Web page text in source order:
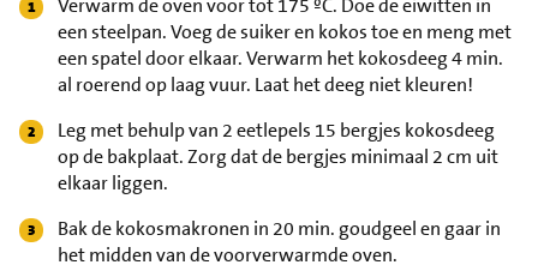
Verwarm de oven voor tot 175 ºC. Doe de eiwitten in
een steelpan. Voeg de suiker en kokos toe en meng met
een spatel door elkaar. Verwarm het kokosdeeg 4 min.
al roerend op laag vuur. Laat het deeg niet kleuren!
Leg met behulp van 2 eetlepels 15 bergjes kokosdeeg
op de bakplaat. Zorg dat de bergjes minimaal 2 cm uit
elkaar liggen.
Bak de kokosmakronen in 20 min. goudgeel en gaar in
het midden van de voorverwarmde oven.